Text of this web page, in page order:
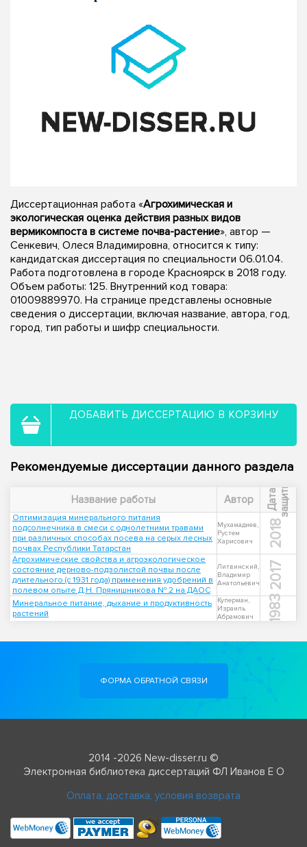
Диссертационная работа «Агрохимическая и
экологическая оценка действия разных видов
вермикомпоста в системе почва-растение», автор —
Сенкевич, Олеся Владимировна, относится к типу:
кандидатская диссертация по специальности 06.01.04.
Работа подготовлена в городе Красноярск в 2018 году.
Объем работы: 125. Внутренний код товара:
01009889970. На странице представлены основные
сведения о диссертации, включая название, автора, год,
город, тип работы и шифр специальности.
ДОБАВИТЬ ДИССЕРТАЦИЮ В КОРЗИНУ
Рекомендуемые диссертации данного раздела
Название работы Автор Д
а
т
а
з
а
щ
и
т ы
Оптимизация минерального питания
подсолнечника в смеси с однолетними травами
при различных способах посева на серых лесных
почвах Республики Татарстан
Мухамадиев,
Рустем
Харисович
2018
Агрохимические свойства и агроэкологическое
состояние дерново-подзолистой почвы после
длительного (с 1931 года) применения удобрений в
полевом опыте Д.Н. Прянишникова № 2 на ДАОС
Литвинский,
Владимир
Анатольевич
2017
Минеральное питание, дыхание и продуктивность
растений
Куперман,
Израиль
Абрамович
1983
ФОРМА ОБРАТНОЙ СВЯЗИ
2014 -2026 New-disser.ru ©
Электронная библиотека диссертаций ФЛ Иванов Е О
Оплата, доставка, условия возврата